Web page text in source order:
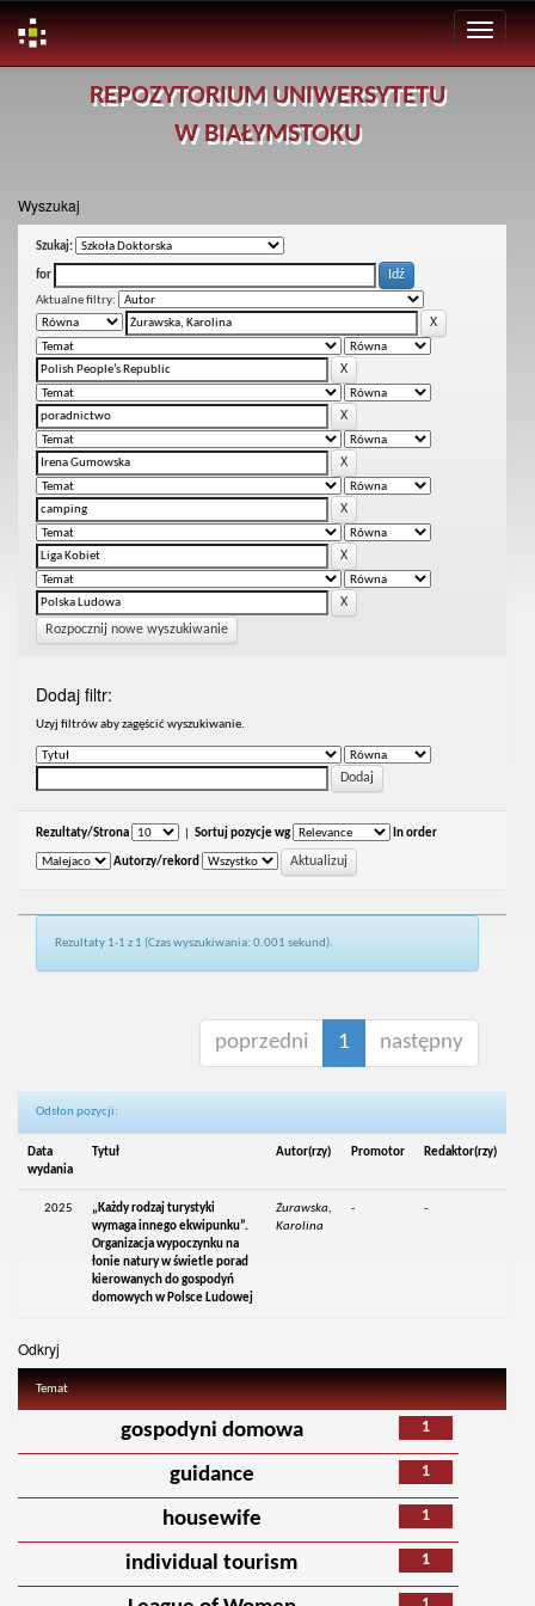
REPOZYTORIUM UNIWERSYTETU
W BIAŁYMSTOKU
Wyszukaj
Szukaj:
for
Aktualne filtry:
Rozpocznij nowe wyszukiwanie
Dodaj filtr:
Uzyj filtrów aby zagęścić wyszukiwanie.
Rezultaty/Strona Sortuj pozycje wg In order
Autorzy/rekord
Rezultaty 1-1 z 1 (Czas wyszukiwania: 0.001 sekund).
poprzedni 1 następny
Odsłon pozycji:
Data
wydania
Tytuł Autor(rzy) Promotor Redaktor(rzy)
2025
„Każdy rodzaj turystyki
wymaga innego ekwipunku”.
Organizacja wypoczynku na
łonie natury w świetle porad
kierowanych do gospodyń
domowych w Polsce Ludowej
Żurawska,
Karolina
- -
Odkryj
Temat
1
gospodyni domowa
1
guidance
1
housewife
1
individual tourism